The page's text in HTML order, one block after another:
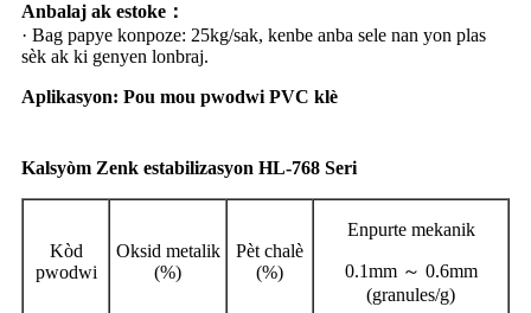
Anbalaj ak estoke ：
· Bag papye konpoze: 25kg/sak, kenbe anba sele nan yon plas
sèk ak ki genyen lonbraj.
Aplikasyon: Pou mou pwodwi PVC klè
Kalsyòm Zenk estabilizasyon HL-768 Seri
Kòd
pwodwi
Oksid metalik
(%)
Pèt chalè
(%)
Enpurte mekanik
0.1mm ～ 0.6mm
(granules/g)